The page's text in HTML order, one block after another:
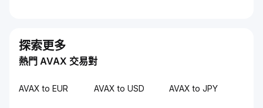
探索更多
熱門 AVAX 交易對
AVAX to EUR AVAX to USD AVAX to JPY